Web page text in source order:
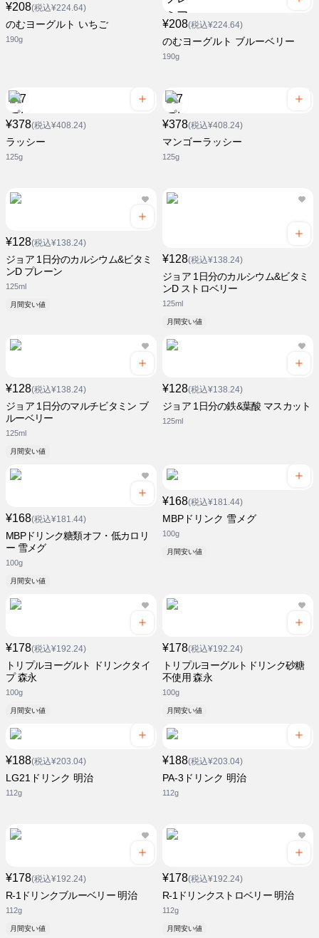
¥208(税込¥224.64)
のむヨーグルト いちご
190g
¥208(税込¥224.64)
のむヨーグルト ブルーベリー
190g
¥378(税込¥408.24)
ラッシー
125g
¥378(税込¥408.24)
マンゴーラッシー
125g
¥128(税込¥138.24)
ジョア 1日分のカルシウム&ビタミ
ンD プレーン
125ml
月間安い値
¥128(税込¥138.24)
ジョア 1日分のカルシウム&ビタミ
ンD ストロベリー
125ml
月間安い値
¥128(税込¥138.24)
ジョア 1日分のマルチビタミン ブ
ルーベリー
125ml
月間安い値
¥128(税込¥138.24)
ジョア 1日分の鉄&葉酸 マスカット
125ml
¥168(税込¥181.44)
MBPドリンク糖類オフ・低カロリ
ー 雪メグ
100g
月間安い値
¥168(税込¥181.44)
MBPドリンク 雪メグ
100g
月間安い値
¥178(税込¥192.24)
トリプルヨーグルト ドリンクタイ
プ 森永
100g
月間安い値
¥178(税込¥192.24)
トリプルヨーグルトドリンク砂糖
不使用 森永
100g
月間安い値
¥188(税込¥203.04)
LG21ドリンク 明治
112g
¥188(税込¥203.04)
PA-3ドリンク 明治
112g
¥178(税込¥192.24)
R-1ドリンクブルーベリー 明治
112g
月間安い値
¥178(税込¥192.24)
R-1ドリンクストロベリー 明治
112g
月間安い値